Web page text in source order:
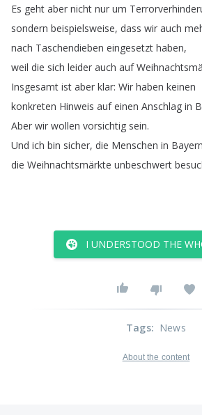
Es geht aber nicht nur um
sondern beispielsweise, dass wir auch
nach Taschendieben eingesetzt haben,
weil die sich leider auch auf
Insgesamt ist aber klar: Wir haben keinen
konkreten Hinweis auf einen Anschlag in
Aber wir wollen vorsichtig sein.
Und ich bin sicher, die Menschen in Bayern
die Weihnachtsmärkte unbeschwert
I UNDERSTOOD THE
Tags: News
About the content